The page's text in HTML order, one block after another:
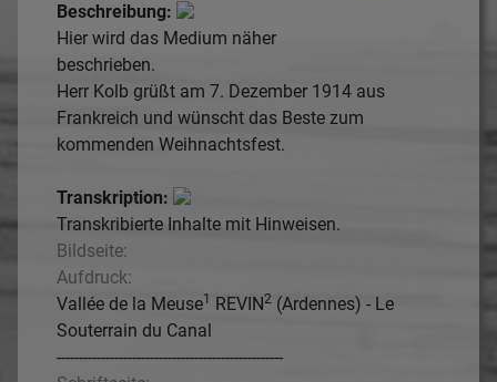
Beschreibung:
Hier wird das Medium näher
beschrieben.
Herr Kolb grüßt am 7. Dezember 1914 aus
Frankreich und wünscht das Beste zum
kommenden Weihnachtsfest.
Transkription:
Transkribierte Inhalte mit Hinweisen.
Bildseite:
Aufdruck:
Vallée de la Meuse1 REVIN2 (Ardennes) - Le
Souterrain du Canal
---------------------------------------------------